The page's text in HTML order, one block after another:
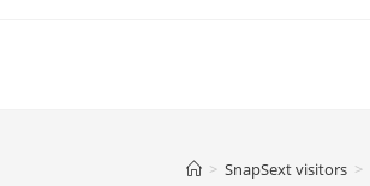
> SnapSext visitors >